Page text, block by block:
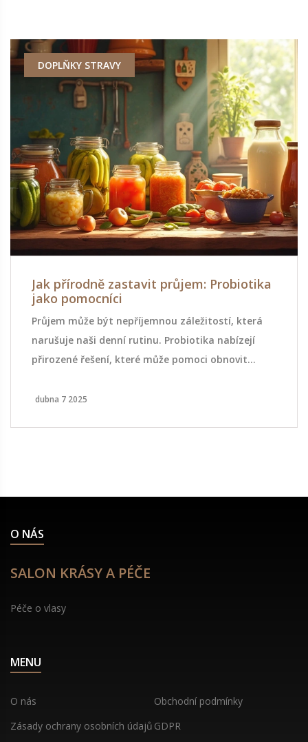
DOPLŇKY STRAVY
Jak přírodně zastavit průjem: Probiotika
jako pomocníci
Průjem může být nepříjemnou záležitostí, která
narušuje naši denní rutinu. Probiotika nabízejí
přirozené řešení, které může pomoci obnovit
Objevte, jak fungují probiotika a které potraviny
dubna 7 2025
O NÁS
SALON KRÁSY A PÉČE
Péče o vlasy
MENU
O nás
Obchodní podmínky
Zásady ochrany osobních údajů GDPR